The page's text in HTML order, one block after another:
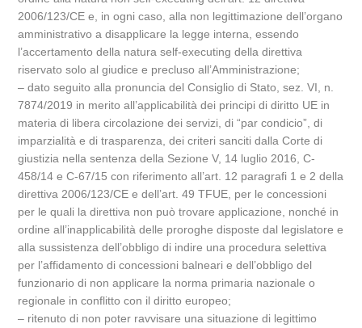
2006/123/CE e, in ogni caso, alla non legittimazione dell’organo
amministrativo a disapplicare la legge interna, essendo
l’accertamento della natura self-executing della direttiva
riservato solo al giudice e precluso all’Amministrazione;
– dato seguito alla pronuncia del Consiglio di Stato, sez. VI, n.
7874/2019 in merito all’applicabilità dei principi di diritto UE in
materia di libera circolazione dei servizi, di “par condicio”, di
imparzialità e di trasparenza, dei criteri sanciti dalla Corte di
giustizia nella sentenza della Sezione V, 14 luglio 2016, C-
458/14 e C-67/15 con riferimento all’art. 12 paragrafi 1 e 2 della
direttiva 2006/123/CE e dell’art. 49 TFUE, per le concessioni
per le quali la direttiva non può trovare applicazione, nonché in
ordine all’inapplicabilità delle proroghe disposte dal legislatore e
alla sussistenza dell’obbligo di indire una procedura selettiva
per l’affidamento di concessioni balneari e dell’obbligo del
funzionario di non applicare la norma primaria nazionale o
regionale in conflitto con il diritto europeo;
– ritenuto di non poter ravvisare una situazione di legittimo